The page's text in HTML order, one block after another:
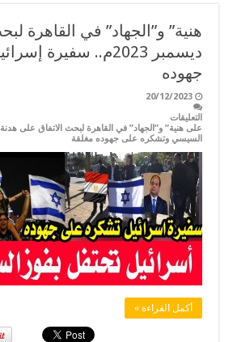
ديسمبر 2023م..
جهوده
20/12/2023
التعليقات
السيسي وتشكره على جهوده مغلقة
أكمل القراءة »